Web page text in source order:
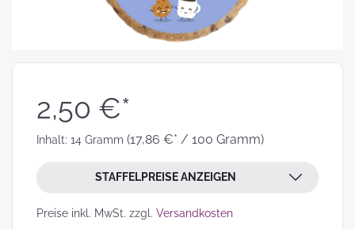
2,50 €*
Inhalt: 14 Gramm (17,86 €* / 100 Gramm)
STAFFELPREISE ANZEIGEN
Preise inkl. MwSt. zzgl. Versandkosten